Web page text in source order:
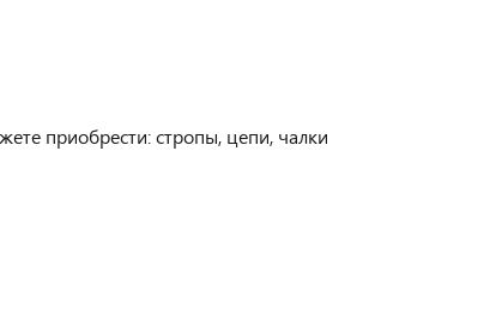
приобрести: стропы, цепи, чалки